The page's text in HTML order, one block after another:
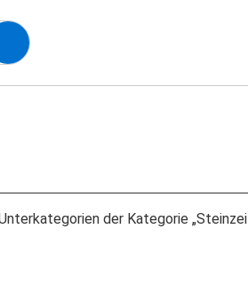
der Kategorie